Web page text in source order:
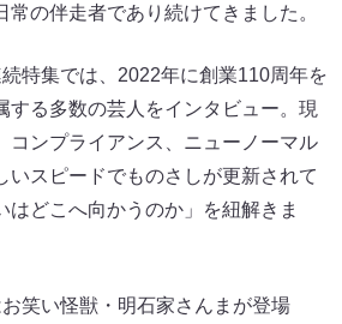
の伴走者であり続けてきました。
続特集では、2022年に創業110周年を
する多数の芸人をインタビュー。現
コンプライアンス、ニューノーマル
いスピードでものさしが更新されて
はどこへ向かうのか」を紐解きま
笑い怪獣・明石家さんまが登場